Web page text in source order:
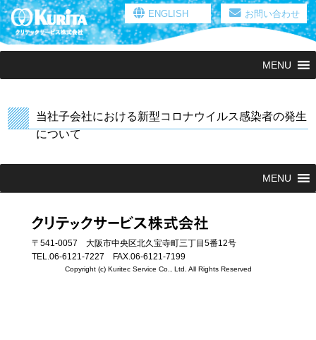
ENGLISH お問い合わせ
MENU
当社子会社における新型コロナウイルス感染者の発生
について
MENU
〒541-0057 大阪市中央区北久宝寺町三丁目5番12号
TEL.06-6121-7227 FAX.06-6121-7199
Copyright (c) Kuritec Service Co., Ltd. All Rights Reserved